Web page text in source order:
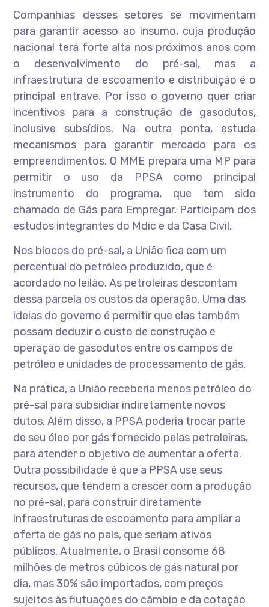
Companhias desses setores se movimentam
para garantir acesso ao insumo, cuja produção
nacional terá forte alta nos próximos anos com
o desenvolvimento do pré-sal, mas a
infraestrutura de escoamento e distribuição é o
principal entrave. Por isso o governo quer criar
incentivos para a construção de gasodutos,
inclusive subsídios. Na outra ponta, estuda
mecanismos para garantir mercado para os
empreendimentos. O MME prepara uma MP para
permitir o uso da PPSA como principal
instrumento do programa, que tem sido
chamado de Gás para Empregar. Participam dos
estudos integrantes do Mdic e da Casa Civil.
Nos blocos do pré-sal, a União fica com um
percentual do petróleo produzido, que é
acordado no leilão. As petroleiras descontam
dessa parcela os custos da operação. Uma das
ideias do governo é permitir que elas também
possam deduzir o custo de construção e
operação de gasodutos entre os campos de
petróleo e unidades de processamento de gás.
Na prática, a União receberia menos petróleo do
pré-sal para subsidiar indiretamente novos
dutos. Além disso, a PPSA poderia trocar parte
de seu óleo por gás fornecido pelas petroleiras,
para atender o objetivo de aumentar a oferta.
Outra possibilidade é que a PPSA use seus
recursos, que tendem a crescer com a produção
no pré-sal, para construir diretamente
infraestruturas de escoamento para ampliar a
oferta de gás no país, que seriam ativos
públicos. Atualmente, o Brasil consome 68
milhões de metros cúbicos de gás natural por
dia, mas 30% são importados, com preços
sujeitos às flutuações do câmbio e da cotação